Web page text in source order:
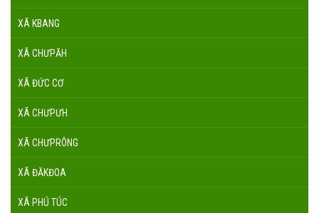
XÃ KBANG
XÃ CHƯPĂH
XÃ ĐỨC CƠ
XÃ CHƯPƯH
XÃ CHƯPRÔNG
XÃ ĐĂKĐOA
XÃ PHÚ TÚC